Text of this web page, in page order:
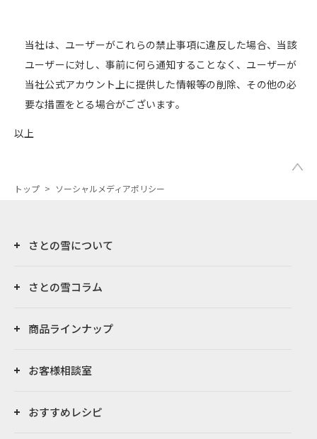
当社は、ユーザーがこれらの禁止事項に違反した場合、当該
ユーザーに対し、事前に何ら通知することなく、ユーザーが
当社公式アカウント上に提供した情報等の削除、その他の必
要な措置をとる場合がございます。
以上
トップ > ソーシャルメディアポリシー
さとの雪について
さとの雪コラム
商品ラインナップ
お客様相談室
おすすめレシピ